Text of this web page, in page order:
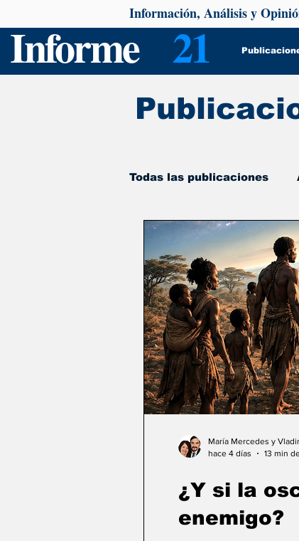
Informe 21
Información, Análisis y
Todas las publicaciones
De interés
¿Y si la
enemigo?
María Mercedes y
hace 4 días
13 min